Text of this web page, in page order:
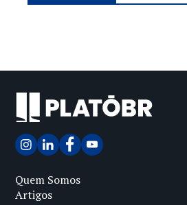
Quem Somos
Artigos